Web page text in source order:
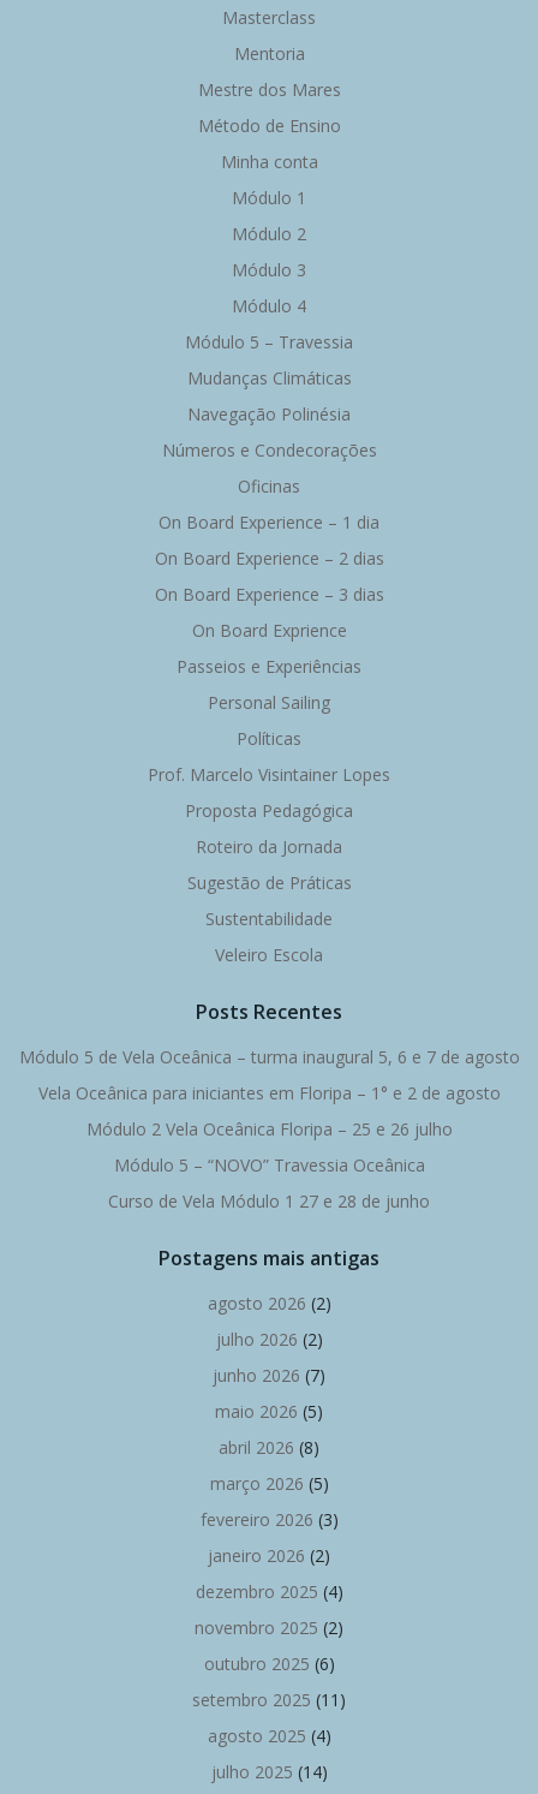
Masterclass
Mentoria
Mestre dos Mares
Método de Ensino
Minha conta
Módulo 1
Módulo 2
Módulo 3
Módulo 4
Módulo 5 – Travessia
Mudanças Climáticas
Navegação Polinésia
Números e Condecorações
Oficinas
On Board Experience – 1 dia
On Board Experience – 2 dias
On Board Experience – 3 dias
On Board Exprience
Passeios e Experiências
Personal Sailing
Políticas
Prof. Marcelo Visintainer Lopes
Proposta Pedagógica
Roteiro da Jornada
Sugestão de Práticas
Sustentabilidade
Veleiro Escola
Posts Recentes
Módulo 5 de Vela Oceânica – turma inaugural 5, 6 e 7 de agosto
Vela Oceânica para iniciantes em Floripa – 1° e 2 de agosto
Módulo 2 Vela Oceânica Floripa – 25 e 26 julho
Módulo 5 – “NOVO” Travessia Oceânica
Curso de Vela Módulo 1 27 e 28 de junho
Postagens mais antigas
agosto 2026 (2)
julho 2026 (2)
junho 2026 (7)
maio 2026 (5)
abril 2026 (8)
março 2026 (5)
fevereiro 2026 (3)
janeiro 2026 (2)
dezembro 2025 (4)
novembro 2025 (2)
outubro 2025 (6)
setembro 2025 (11)
agosto 2025 (4)
julho 2025 (14)